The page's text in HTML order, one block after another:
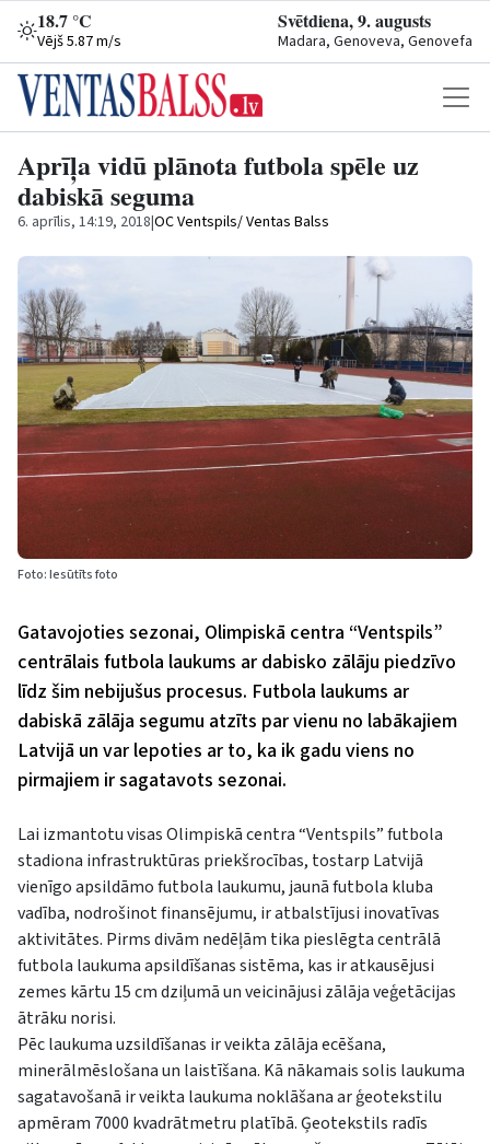
18.7 °C
Vējš 5.87 m/s
Svētdiena, 9. augusts
Madara, Genoveva, Genovefa
Aprīļa vidū plānota futbola spēle uz
dabiskā seguma
6. aprīlis, 14:19, 2018|OC Ventspils/ Ventas Balss
Foto: Iesūtīts foto
Gatavojoties sezonai, Olimpiskā centra “Ventspils”
centrālais futbola laukums ar dabisko zālāju piedzīvo
līdz šim nebijušus procesus. Futbola laukums ar
dabiskā zālāja segumu atzīts par vienu no labākajiem
Latvijā un var lepoties ar to, ka ik gadu viens no
pirmajiem ir sagatavots sezonai.
Lai izmantotu visas Olimpiskā centra “Ventspils” futbola
stadiona infrastruktūras priekšrocības, tostarp Latvijā
vienīgo apsildāmo futbola laukumu, jaunā futbola kluba
vadība, nodrošinot finansējumu, ir atbalstījusi inovatīvas
aktivitātes. Pirms divām nedēļām tika pieslēgta centrālā
futbola laukuma apsildīšanas sistēma, kas ir atkausējusi
zemes kārtu 15 cm dziļumā un veicinājusi zālāja veģetācijas
ātrāku norisi.
Pēc laukuma uzsildīšanas ir veikta zālāja ecēšana,
minerālmēslošana un laistīšana. Kā nākamais solis laukuma
sagatavošanā ir veikta laukuma noklāšana ar ģeotekstilu
apmēram 7000 kvadrātmetru platībā. Ģeotekstils radīs